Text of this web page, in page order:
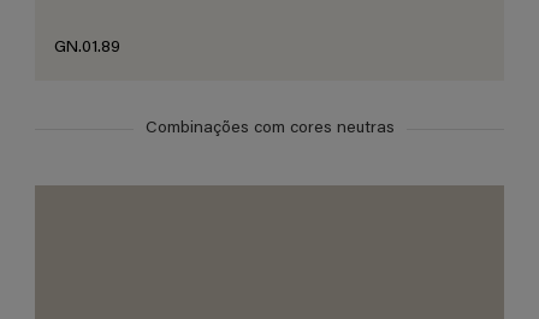
GN.01.89
Combinações com cores neutras